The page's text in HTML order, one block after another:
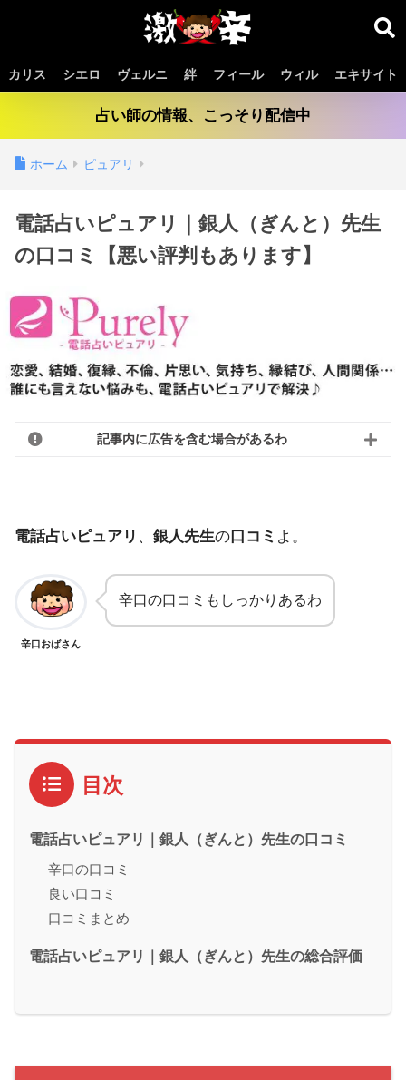
カリス シエロ ヴェルニ 絆 フィール ウィル エキサイト
占い師の情報、こっそり配信中
ホーム ピュアリ
電話占いピュアリ｜銀人（ぎんと）先生
の口コミ【悪い評判もあります】
記事内に広告を含む場合があるわ
電話占いピュアリ 、 銀人先生の口コミ よ。
辛口おばさん
辛口の口コミもしっかりあるわ
目次
電話占いピュアリ｜銀人（ぎんと）先生の口コミ
辛口の口コミ
良い口コミ
口コミまとめ
電話占いピュアリ｜銀人（ぎんと）先生の総合評価